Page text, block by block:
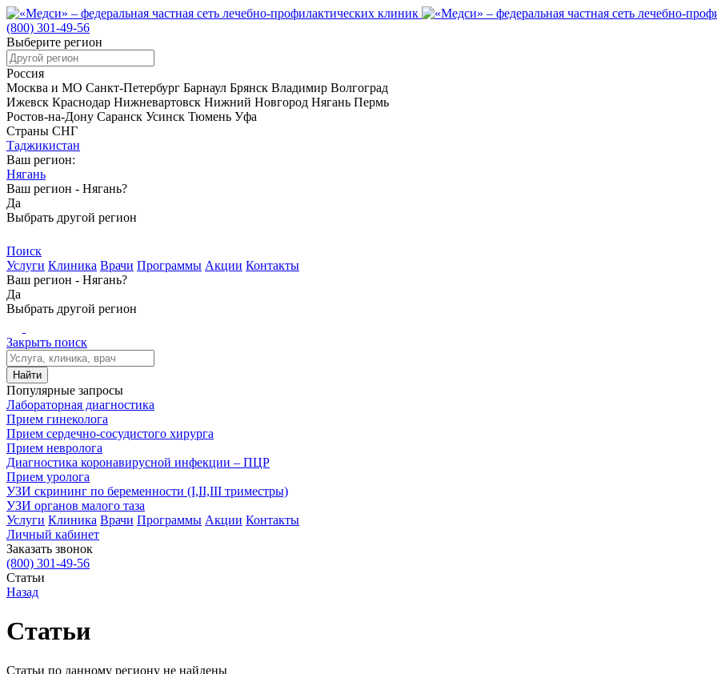
(800) 301-49-56
Выберите регион
Россия
Москва и МО Санкт-Петербург Барнаул Брянск Владимир Волгоград
Ижевск Краснодар Нижневартовск Нижний Новгород Нягань Пермь
Ростов-на-Дону Саранск Усинск Тюмень Уфа
Страны СНГ
Таджикистан
Ваш регион:
Нягань
Ваш регион - Нягань?
Да
Выбрать другой регион
Поиск
Услуги Клиника Врачи Программы Акции Контакты
Ваш регион - Нягань?
Да
Выбрать другой регион
Закрыть поиск
Найти
Популярные запросы
Лабораторная диагностика
Прием гинеколога
Прием сердечно-сосудистого хирурга
Прием невролога
Диагностика коронавирусной инфекции – ПЦР
Прием уролога
УЗИ скрининг по беременности (I,II,III триместры)
УЗИ органов малого таза
Услуги Клиника Врачи Программы Акции Контакты
Личный кабинет
Заказать звонок
(800) 301-49-56
Статьи
Назад
Статьи
Статьи по данному региону не найдены